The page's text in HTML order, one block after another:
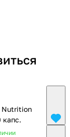
Nutrition
капс.